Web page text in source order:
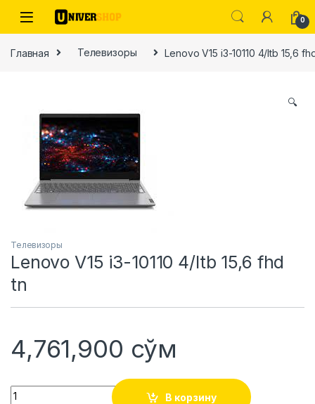
Skip to navigation
Skip to content
0
Главная Телевизоры Lenovo V15 i3-10110 4/ltb 15,6
🔍
Телевизоры
Lenovo V15 i3-10110 4/ltb 15,6 fhd
tn
4,761,900 сўм
Quantity
В корзину